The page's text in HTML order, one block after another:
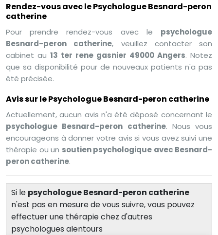
Rendez-vous avec le Psychologue Besnard-peron
catherine
Pour prendre rendez-vous avec le psychologue
Besnard-peron catherine, veuillez contacter son
cabinet au 13 ter rene gasnier 49000 Angers. Notez
que sa disponibilité pour de nouveaux patients n'a pas
été précisée.
Avis sur le Psychologue Besnard-peron catherine
Actuellement, aucun avis n'a été déposé concernant le
psychologue Besnard-peron catherine. Nous vous
encourageons à donner votre avis si vous avez suivi une
thérapie ou un soutien psychologique avec Besnard-
peron catherine.
Si le psychologue Besnard-peron catherine
n'est pas en mesure de vous suivre, vous pouvez
effectuer une thérapie chez d'autres
psychologues alentours